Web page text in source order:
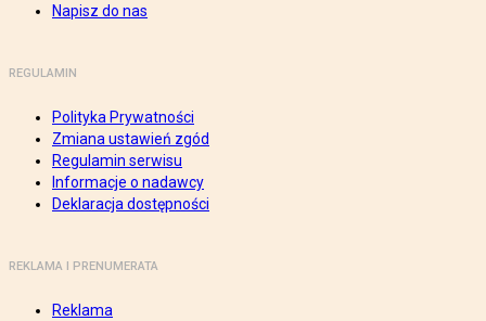
Napisz do nas
REGULAMIN
Polityka Prywatności
Zmiana ustawień zgód
Regulamin serwisu
Informacje o nadawcy
Deklaracja dostępności
REKLAMA I PRENUMERATA
Reklama